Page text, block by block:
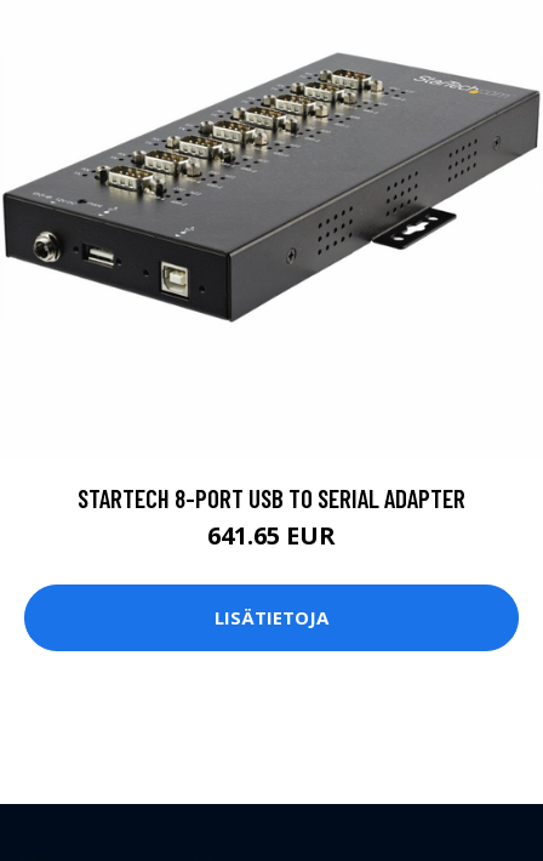
STARTECH 8-PORT USB TO SERIAL ADAPTER
641.65 EUR
LISÄTIETOJA